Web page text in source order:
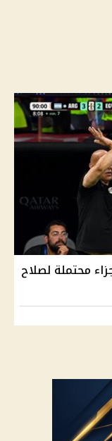
محتملة لصلاح